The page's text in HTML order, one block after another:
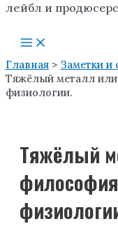
лейбл и
Main
Menu
Главная
Заметки и
Тяжёлый металл
физиологии.
Тяжёлый